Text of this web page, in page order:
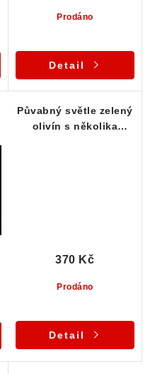
Prodáno
Detail
Půvabný světle zelený
olivín s několika
Prodáno
370 Kč
Detail